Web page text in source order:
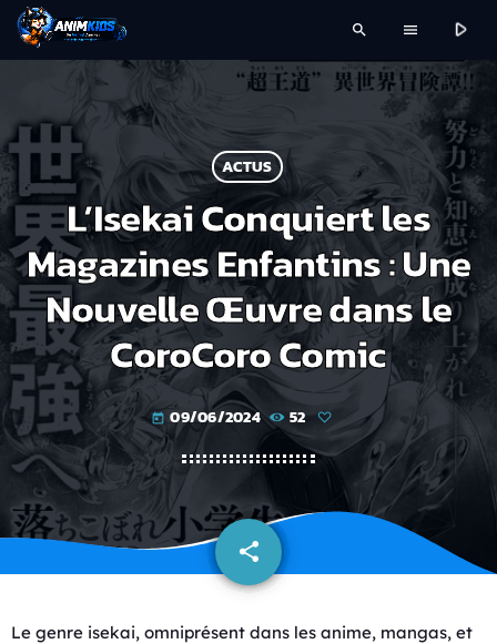
search menu play_arrow
ACTUS
L’Isekai Conquiert les
Magazines Enfantins : Une
Nouvelle Œuvre dans le
CoroCoro Comic
today 09/06/2024 52
share
email
Le genre isekai, omniprésent dans les anime, mangas, et